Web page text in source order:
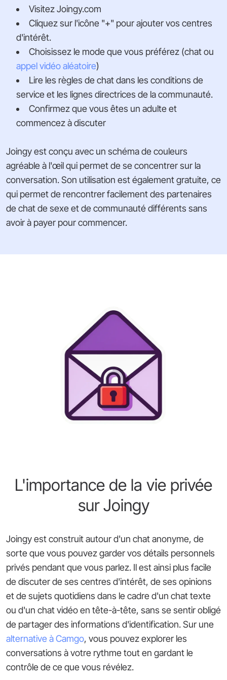
Visitez Joingy.com
Cliquez sur l'icône "+" pour ajouter vos centres
d'intérêt.
Choisissez le mode que vous préférez (chat ou
appel vidéo aléatoire)
Lire les règles de chat dans les conditions de
service et les lignes directrices de la communauté.
Confirmez que vous êtes un adulte et
commencez à discuter
Joingy est conçu avec un schéma de couleurs
agréable à l'œil qui permet de se concentrer sur la
conversation. Son utilisation est également gratuite, ce
qui permet de rencontrer facilement des partenaires
de chat de sexe et de communauté différents sans
avoir à payer pour commencer.
L'importance de la vie privée
sur Joingy
Joingy est construit autour d'un chat anonyme, de
sorte que vous pouvez garder vos détails personnels
privés pendant que vous parlez. Il est ainsi plus facile
de discuter de ses centres d'intérêt, de ses opinions
et de sujets quotidiens dans le cadre d'un chat texte
ou d'un chat vidéo en tête-à-tête, sans se sentir obligé
de partager des informations d'identification. Sur une
alternative à Camgo, vous pouvez explorer les
conversations à votre rythme tout en gardant le
contrôle de ce que vous révélez.